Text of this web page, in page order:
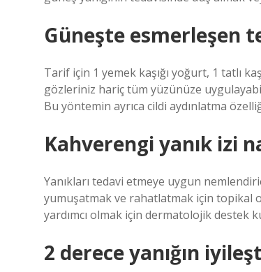
Güneşte esmerleşen
Tarif için 1 yemek kaşığı yoğurt, 1 tatlı
gözleriniz hariç tüm yüzünüze
Bu yöntemin ayrıca cildi aydınlatma
Kahverengi yanık izi
Yanıkları tedavi etmeye uygun
yumuşatmak ve rahatlatmak için topikal
yardımcı olmak için dermatolojik destek
2 derece yanığın